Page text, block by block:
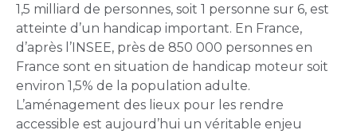
1,5 milliard de personnes, soit 1 personne sur 6, est
atteinte d’un handicap important. En France,
d’après l’INSEE, près de 850 000 personnes en
France sont en situation de handicap moteur soit
environ 1,5% de la population adulte.
L’aménagement des lieux pour les rendre
accessible est aujourd’hui un véritable enjeu